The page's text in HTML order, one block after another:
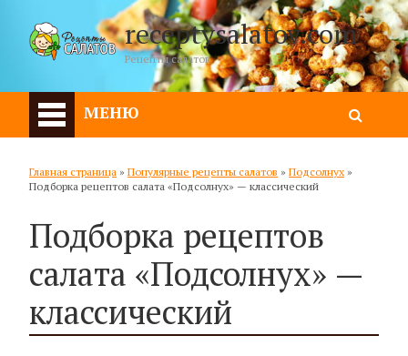
receptysalatov.com
Рецепты салатов
МЕНЮ
Главная страница » Популярные рецепты салатов » Подсолнух »
Подборка рецептов салата «Подсолнух» — классический
Подборка рецептов
салата «Подсолнух» —
классический